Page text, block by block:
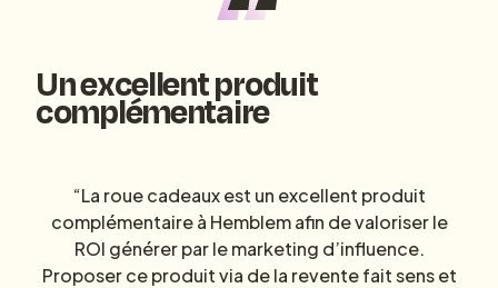
Un excellent produit
complémentaire
“La roue cadeaux est un excellent produit
complémentaire à Hemblem afin de valoriser le
ROI générer par le marketing d’influence.
Proposer ce produit via de la revente fait sens et